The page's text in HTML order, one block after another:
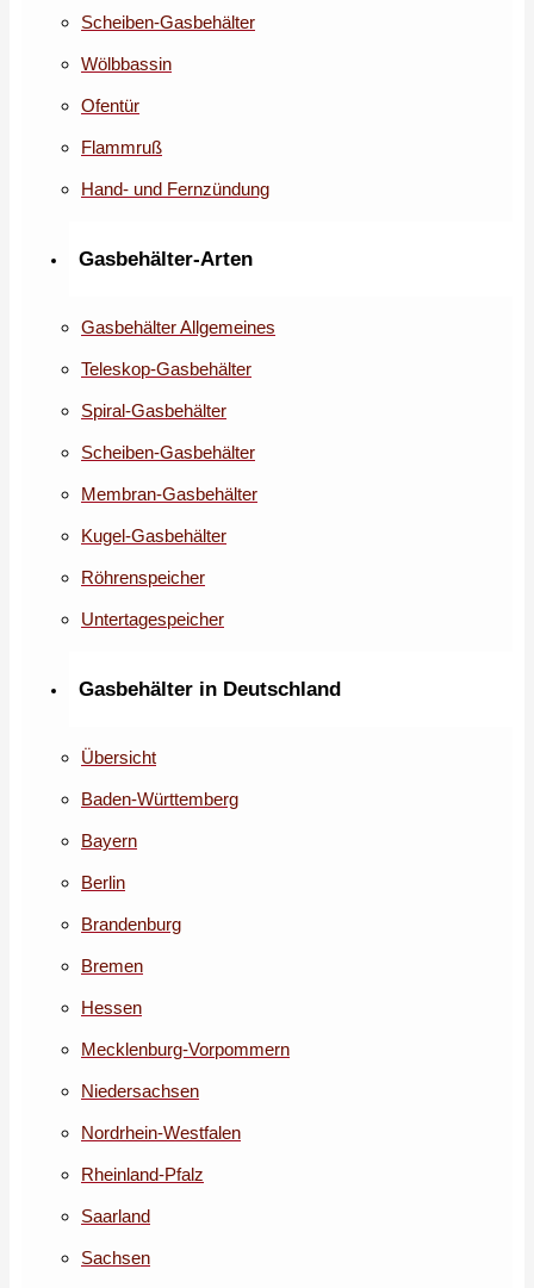
Scheiben-Gasbehälter
Wölbbassin
Ofentür
Flammruß
Hand- und Fernzündung
Gasbehälter-Arten
Gasbehälter Allgemeines
Teleskop-Gasbehälter
Spiral-Gasbehälter
Scheiben-Gasbehälter
Membran-Gasbehälter
Kugel-Gasbehälter
Röhrenspeicher
Untertagespeicher
Gasbehälter in Deutschland
Übersicht
Baden-Württemberg
Bayern
Berlin
Brandenburg
Bremen
Hessen
Mecklenburg-Vorpommern
Niedersachsen
Nordrhein-Westfalen
Rheinland-Pfalz
Saarland
Sachsen